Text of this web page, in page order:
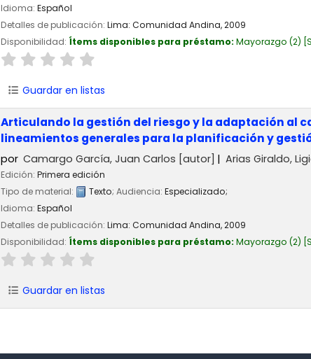
Idioma: Español
Detalles de publicación: Lima: Comunidad Andina,2009
Disponibilidad: Ítems disponibles para préstamo: Mayorazgo (2)
Guardar en listas
Articulando la gestión del riesgo y la adaptación al
lineamientos generales para la planificación y
por Camargo García, Juan Carlos [autor] Arias Giraldo,
Edición: Primera edición
Tipo de material:
Texto; Audiencia: Especializado;
Idioma: Español
Detalles de publicación: Lima: Comunidad Andina,2009
Disponibilidad: Ítems disponibles para préstamo: Mayorazgo (2)
Guardar en listas